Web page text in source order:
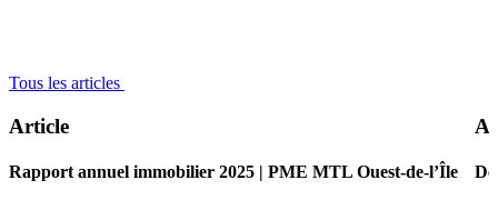
Tous les articles
Article
Rapport annuel immobilier 2025 | PME MTL Ouest-de-l’Île